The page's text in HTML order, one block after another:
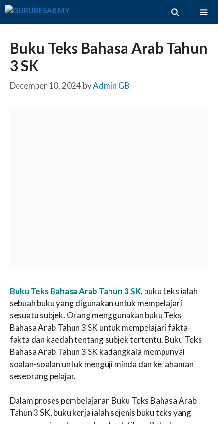
Skip
Buku Teks Bahasa Arab Tahun
3 SK
December 10, 2024byAdmin GB
Buku Teks Bahasa Arab Tahun 3 SK, buku teks ialah
sebuah buku yang digunakan untuk mempelajari
sesuatu subjek. Orang menggunakan buku Teks
Bahasa Arab Tahun 3 SK untuk mempelajari fakta-
fakta dan kaedah tentang subjek tertentu. Buku Teks
Bahasa Arab Tahun 3 SK kadangkala mempunyai
soalan-soalan untuk menguji minda dan kefahaman
seseorang pelajar.
Dalam proses pembelajaran Buku Teks Bahasa Arab
Tahun 3 SK, buku kerja ialah sejenis buku teks yang